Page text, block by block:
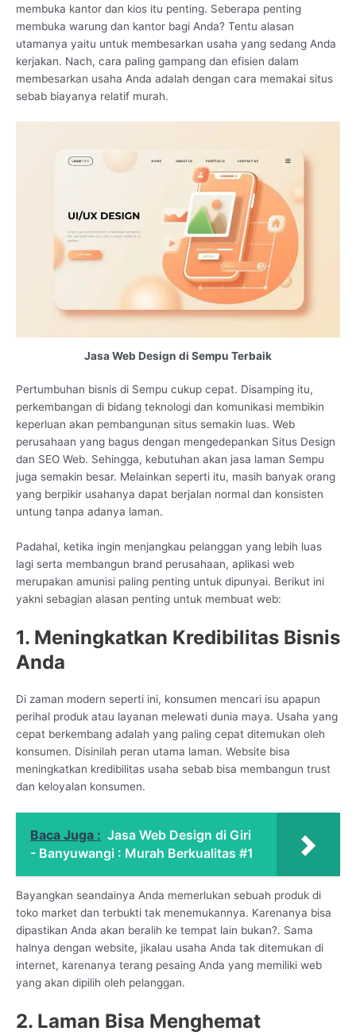
membuka kantor dan kios itu penting. Seberapa penting
membuka warung dan kantor bagi Anda? Tentu alasan
utamanya yaitu untuk membesarkan usaha yang sedang Anda
kerjakan. Nach, cara paling gampang dan efisien dalam
membesarkan usaha Anda adalah dengan cara memakai situs
sebab biayanya relatif murah.
Jasa Web Design di Sempu Terbaik
Pertumbuhan bisnis di Sempu cukup cepat. Disamping itu,
perkembangan di bidang teknologi dan komunikasi membikin
keperluan akan pembangunan situs semakin luas. Web
perusahaan yang bagus dengan mengedepankan Situs Design
dan SEO Web. Sehingga, kebutuhan akan jasa laman Sempu
juga semakin besar. Melainkan seperti itu, masih banyak orang
yang berpikir usahanya dapat berjalan normal dan konsisten
untung tanpa adanya laman.
Padahal, ketika ingin menjangkau pelanggan yang lebih luas
lagi serta membangun brand perusahaan, aplikasi web
merupakan amunisi paling penting untuk dipunyai. Berikut ini
yakni sebagian alasan penting untuk membuat web:
1. Meningkatkan Kredibilitas Bisnis
Anda
Di zaman modern seperti ini, konsumen mencari isu apapun
perihal produk atau layanan melewati dunia maya. Usaha yang
cepat berkembang adalah yang paling cepat ditemukan oleh
konsumen. Disinilah peran utama laman. Website bisa
meningkatkan kredibilitas usaha sebab bisa membangun trust
dan keloyalan konsumen.
Baca Juga : Jasa Web Design di Giri
- Banyuwangi : Murah Berkualitas #1
Bayangkan seandainya Anda memerlukan sebuah produk di
toko market dan terbukti tak menemukannya. Karenanya bisa
dipastikan Anda akan beralih ke tempat lain bukan?. Sama
halnya dengan website, jikalau usaha Anda tak ditemukan di
internet, karenanya terang pesaing Anda yang memiliki web
yang akan dipilih oleh pelanggan.
2. Laman Bisa Menghemat